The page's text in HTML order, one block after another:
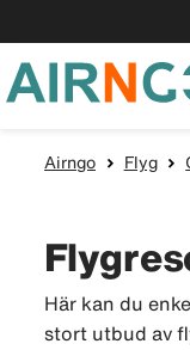
Airngo Flyg
Här kan du
stort utbud av